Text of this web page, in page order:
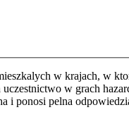
w krajach, w
w grach
ponosi pelna